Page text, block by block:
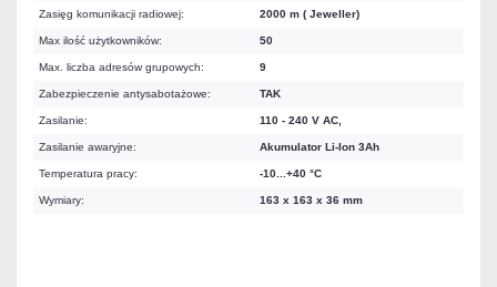
Zasięg komunikacji radiowej: 2000 m ( Jeweller)
Max ilość użytkowników: 50
Max. liczba adresów grupowych: 9
Zabezpieczenie antysabotażowe: TAK
Zasilanie: 110 - 240 V AC,
Zasilanie awaryjne: Akumulator Li-Ion 3Ah
Temperatura pracy: -10...+40 °C
Wymiary: 163 x 163 x 36 mm